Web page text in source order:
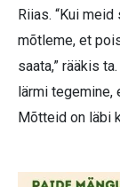
Riias. “Kui
mõtleme, et
saata,” rääkis
lärmi
Mõtteid on läbi